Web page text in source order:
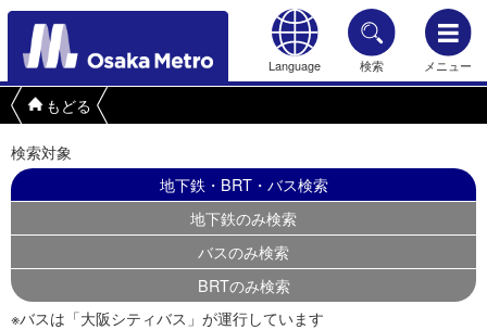
Language 検索 メニュー
もどる
検索対象
地下鉄・BRT・バス検索
地下鉄のみ検索
バスのみ検索
BRTのみ検索
※バスは「大阪シティバス」が運行しています